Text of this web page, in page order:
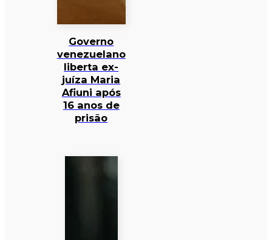
Governo
venezuelano
liberta ex-
juíza Maria
Afiuni após
16 anos de
prisão